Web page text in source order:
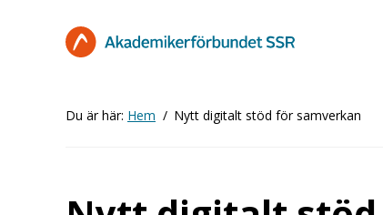
Du är här: Hem Nytt digitalt stöd för samverkan